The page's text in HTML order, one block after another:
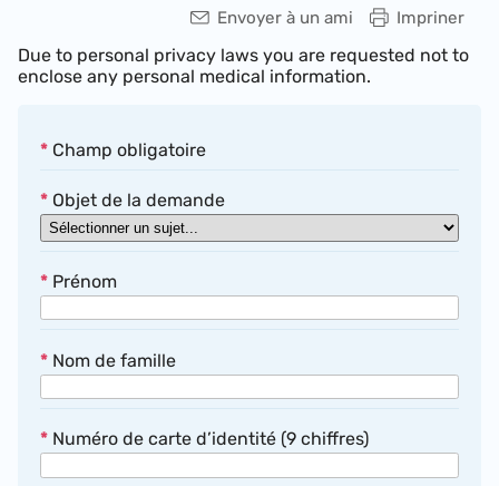
Impriner
Envoyer à un ami
Due to personal privacy laws you are requested not to
enclose any personal medical information.
* Champ obligatoire
* Objet de la demande
* Prénom
* Nom de famille
* Numéro de carte d’identité (9 chiffres)